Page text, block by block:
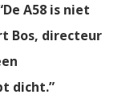
A58 is niet
Bos, directeur
dicht.”